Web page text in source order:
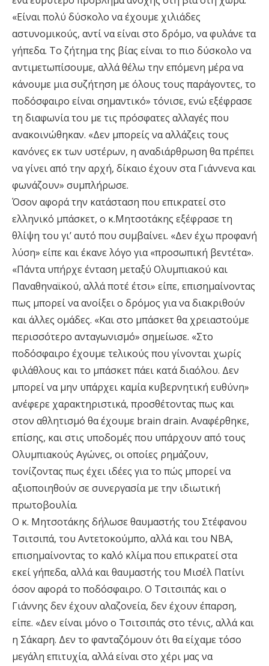
«Είναι πολύ δύσκολο να έχουμε χιλιάδες
αστυνομικούς, αντί να είναι στο δρόμο, να φυλάνε τα
γήπεδα. Το ζήτημα της βίας είναι το πιο δύσκολο να
αντιμετωπίσουμε, αλλά θέλω την επόμενη μέρα να
κάνουμε μια συζήτηση με όλους τους παράγοντες, το
ποδόσφαιρο είναι σημαντικό» τόνισε, ενώ εξέφρασε
τη διαφωνία του με τις πρόσφατες αλλαγές που
ανακοινώθηκαν. «Δεν μπορείς να αλλάζεις τους
κανόνες εκ των υστέρων, η αναδιάρθρωση θα πρέπει
να γίνει από την αρχή, δίκαιο έχουν στα Γιάννενα και
φωνάζουν» συμπλήρωσε.
Όσον αφορά την κατάσταση που επικρατεί στο
ελληνικό μπάσκετ, ο κ.Μητσοτάκης εξέφρασε τη
θλίψη του γι’ αυτό που συμβαίνει. «Δεν έχω προφανή
λύση» είπε και έκανε λόγο για «προσωπική βεντέτα».
«Πάντα υπήρχε ένταση μεταξύ Ολυμπιακού και
Παναθηναϊκού, αλλά ποτέ έτσι» είπε, επισημαίνοντας
πως μπορεί να ανοίξει ο δρόμος για να διακριθούν
και άλλες ομάδες. «Και στο μπάσκετ θα χρειαστούμε
περισσότερο ανταγωνισμό» σημείωσε. «Στο
ποδόσφαιρο έχουμε τελικούς που γίνονται χωρίς
φιλάθλους και το μπάσκετ πάει κατά διαόλου. Δεν
μπορεί να μην υπάρχει καμία κυβερνητική ευθύνη»
ανέφερε χαρακτηριστικά, προσθέτοντας πως και
στον αθλητισμό θα έχουμε brain drain. Αναφέρθηκε,
επίσης, και στις υποδομές που υπάρχουν από τους
Ολυμπιακούς Αγώνες, οι οποίες ρημάζουν,
τονίζοντας πως έχει ιδέες για το πώς μπορεί να
αξιοποιηθούν σε συνεργασία με την ιδιωτική
πρωτοβουλία.
Ο κ. Μητσοτάκης δήλωσε θαυμαστής του Στέφανου
Τσιτσιπά, του Αντετοκούμπο, αλλά και του ΝΒΑ,
επισημαίνοντας το καλό κλίμα που επικρατεί στα
εκεί γήπεδα, αλλά και θαυμαστής του Μισέλ Πατίνι
όσον αφορά το ποδόσφαιρο. Ο Τσιτσιπάς και ο
Γιάννης δεν έχουν αλαζονεία, δεν έχουν έπαρση,
είπε. «Δεν είναι μόνο ο Τσιτσιπάς στο τένις, αλλά και
η Σάκαρη. Δεν το φανταζόμουν ότι θα είχαμε τόσο
μεγάλη επιτυχία, αλλά είναι στο χέρι μας να